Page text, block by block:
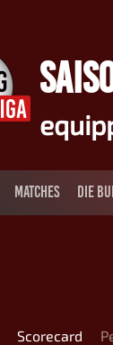
MATCHES DIE
Scorecard